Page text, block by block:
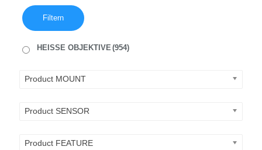
Filtern
HEISSE OBJEKTIVE(954)
Product MOUNT
Product SENSOR
Product FEATURE